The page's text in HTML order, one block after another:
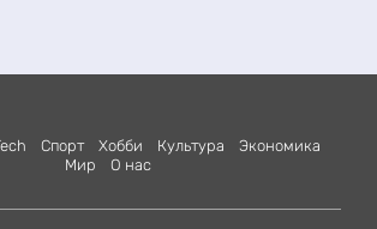
Спорт Хобби Культура
Экономика
Мир
О нас